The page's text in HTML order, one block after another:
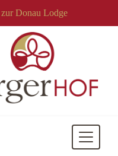
zur Donau Lodge
Mobile